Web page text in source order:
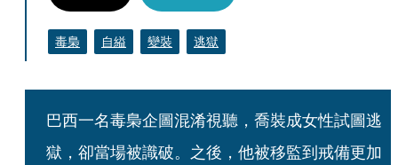
毒梟 自縊 變裝 逃獄
巴西一名毒梟企圖混淆視聽，喬裝成女性試圖逃
獄，卻當場被識破。之後，他被移監到戒備更加